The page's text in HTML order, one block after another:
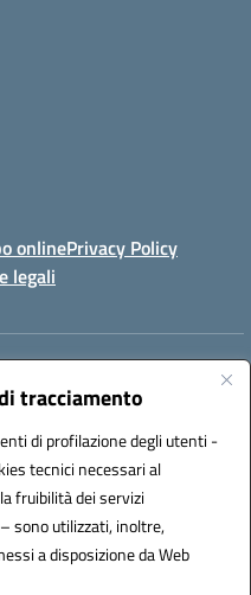
tracciamento
di profilazione degli utenti -
tecnici necessari al
fruibilità dei servizi
sono utilizzati, inoltre,
a disposizione da Web
onlinePrivacy Policy
legali